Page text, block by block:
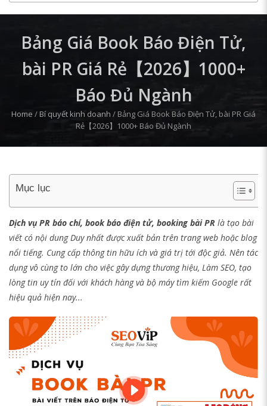
Bảng Giá Book Báo Điện Tử,
bài PR Giá Rẻ【2026】1000+
Báo Đủ Ngành
Home /Bí quyết kinh doanh / Bảng Giá Book Báo Điện Tử, bài PR Giá
Rẻ【2026】1000+ Báo Đủ Ngành
Mục lục
Dịch vụ PR báo chí, book báo điện tử, booking bài PR là tạo bài
viết có nội dung Duy nhất được xuất bản trên trang web hoặc blog
nổi tiếng. Cung cấp thông tin hữu ích và giá trị tới độc giả. Nên tác
dụng vô cùng to lớn cho việc gây dựng thương hiệu, Làm SEO, tạo
lòng tin uy tín đối với khách hàng và bộ máy tìm kiếm Google rất
hiệu quả hiện nay...